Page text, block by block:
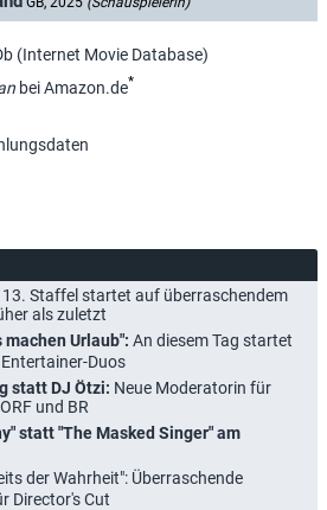
(Internet Movie Database)
bei Amazon.de*
13. Staffel startet auf überraschendem
als zuletzt
machen Urlaub": An diesem Tag startet
Duos
statt DJ Ötzi: Neue Moderatorin für
und BR
statt "The Masked Singer" am
der Wahrheit": Überraschende
Director's Cut